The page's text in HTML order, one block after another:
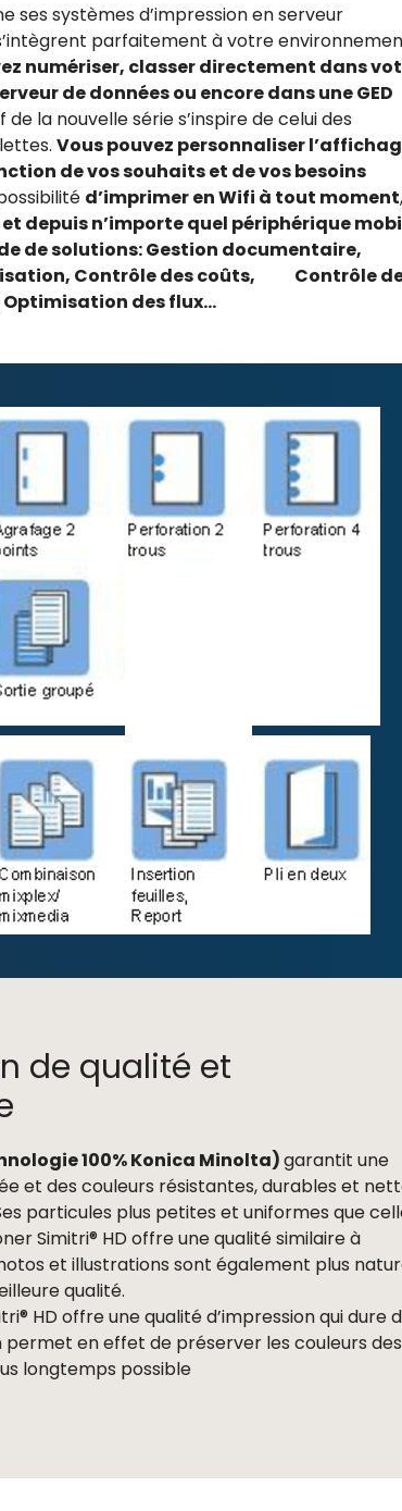
ses systèmes d’impression en serveur
parfaitement à votre
numériser, classer directement dans
de données ou encore dans une GED
la nouvelle série s’inspire de celui des
Vous pouvez personnaliser
de vos souhaits et de vos besoins
d’imprimer en Wifi à tout moment,
depuis n’importe quel périphérique
de solutions:Gestion documentaire,
Contrôle des coûts, Contrôle
Optimisation des flux…
de qualité et
100% Konica Minolta)garantit une
et des couleurs résistantes, durables et
particules plus petites et uniformes que
Simitri® HD offre une qualité similaire à
et illustrations sont également plus
qualité.
HD offre une qualité d’impression qui dure
en effet de préserver les couleurs
longtemps possible